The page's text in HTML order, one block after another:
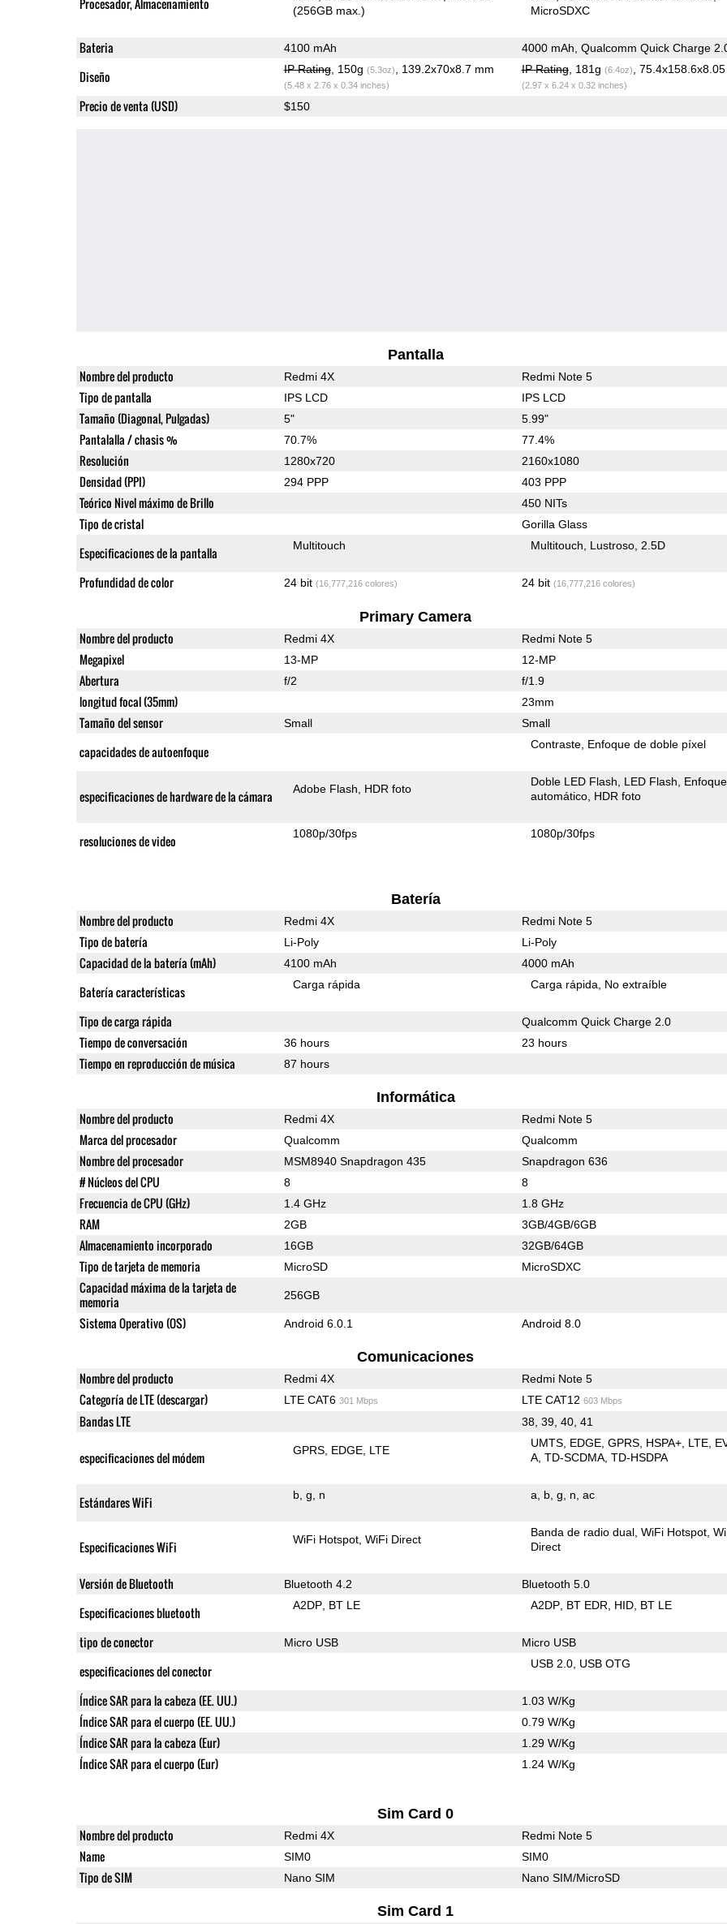
Procesador, Almacenamiento
(256GB max.)
MicroSDXC
Bateria 4100 mAh 4000 mAh, Qualcomm Quick Charge
Diseño IP Rating, 150g (5.3oz) , 139.2x70x8.7 mm
(5.48 x 2.76 x 0.34 inches)
IP Rating, 181g (6.4oz) ,
(2.97 x 6.24 x 0.32 inches)
Precio de venta (USD) $150
Pantalla
Nombre del producto Redmi 4X Redmi Note 5
Tipo de pantalla IPS LCD IPS LCD
Tamaño (Diagonal, Pulgadas) 5" 5.99"
Pantalalla / chasis % 70.7% 77.4%
Resolución 1280x720 2160x1080
Densidad (PPI) 294 PPP 403 PPP
Teórico Nivel máximo de Brillo 450 NITs
Tipo de cristal Gorilla Glass
Especificaciones de la pantalla Multitouch Multitouch Lustroso 2.5D
Profundidad de color 24 bit (16,777,216 colores) 24 bit (16,777,216 colores)
Primary Camera
Nombre del producto Redmi 4X Redmi Note 5
Megapixel 13-MP 12-MP
Abertura f/2 f/1.9
longitud focal (35mm) 23mm
Tamaño del sensor Small Small
capacidades de autoenfoque Contraste Enfoque de doble píxel
especificaciones de hardware de la cámara Adobe Flash HDR foto
Doble LED Flash LED Flash
Enfoque
automático HDR foto
resoluciones de video 1080p/30fps 1080p/30fps
Batería
Nombre del producto Redmi 4X Redmi Note 5
Tipo de batería Li-Poly Li-Poly
Capacidad de la batería (mAh) 4100 mAh 4000 mAh
Batería características Carga rápida Carga rápida No extraíble
Tipo de carga rápida Qualcomm Quick Charge 2.0
Tiempo de conversación 36 hours 23 hours
Tiempo en reproducción de música 87 hours
Informática
Nombre del producto Redmi 4X Redmi Note 5
Marca del procesador Qualcomm Qualcomm
Nombre del procesador MSM8940 Snapdragon 435 Snapdragon 636
# Núcleos del CPU 8 8
Frecuencia de CPU (GHz) 1.4 GHz 1.8 GHz
RAM 2GB 3GB/4GB/6GB
Almacenamiento incorporado 16GB 32GB/64GB
Tipo de tarjeta de memoria MicroSD MicroSDXC
Capacidad máxima de la tarjeta de
memoria
256GB
Sistema Operativo (OS) Android 6.0.1 Android 8.0
Comunicaciones
Nombre del producto Redmi 4X Redmi Note 5
Categoría de LTE (descargar) LTE CAT6 301 Mbps LTE CAT12 603 Mbps
Bandas LTE 38, 39, 40, 41
especificaciones del módem GPRS EDGE LTE
UMTS EDGE GPRS HSPA+ LTE
A TD-SCDMA TD-HSDPA
Estándares WiFi b g n a b g n ac
Especificaciones WiFi WiFi Hotspot WiFi Direct
Banda de radio dual WiFi Hotspot
Direct
Versión de Bluetooth Bluetooth 4.2 Bluetooth 5.0
Especificaciones bluetooth A2DP BT LE A2DP BT EDR HID BT LE
tipo de conector Micro USB Micro USB
especificaciones del conector USB 2.0 USB OTG
Índice SAR para la cabeza (EE. UU.) 1.03 W/Kg
Índice SAR para el cuerpo (EE. UU.) 0.79 W/Kg
Índice SAR para la cabeza (Eur) 1.29 W/Kg
Índice SAR para el cuerpo (Eur) 1.24 W/Kg
Sim Card 0
Nombre del producto Redmi 4X Redmi Note 5
Name SIM0 SIM0
Tipo de SIM Nano SIM Nano SIM/MicroSD
Sim Card 1